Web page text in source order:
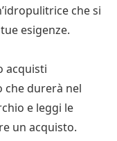
che si
esigenze.
acquisti
che durerà nel
e leggi le
un acquisto.